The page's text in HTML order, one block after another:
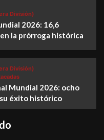
División)
2026: 16,6
la prórroga histórica
División)
Mundial 2026: ocho
éxito histórico